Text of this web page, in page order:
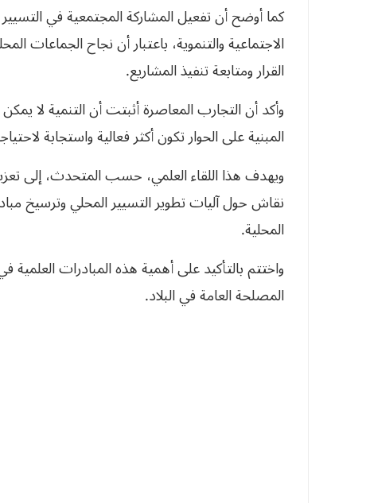
كما أوضح أن تفعيل المشاركة المجتمعية في
الاجتماعية والتنموية، باعتبار أن نجاح
القرار ومتابعة تنفيذ المشاريع.
وأكد أن التجارب المعاصرة أثبتت أن التنمية لا
المبنية على الحوار تكون أكثر فعالية واستجابة
ويهدف هذا اللقاء العلمي، حسب المتحدث، إلى
نقاش حول آليات تطوير التسيير المحلي وترسيخ
المحلية.
واختتم بالتأكيد على أهمية هذه المبادرات العلمية
المصلحة العامة في البلاد.